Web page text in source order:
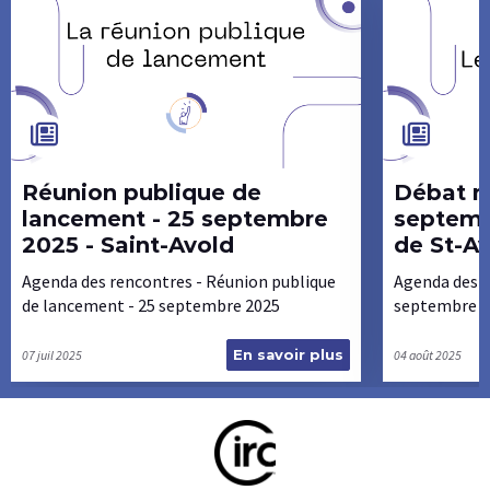
Réunion publique de
lancement - 25 septembre
2025 - Saint-Avold
Agenda des rencontres - Réunion publique
de lancement - 25 septembre 2025
07 juil 2025 En savoir plus
R
é
n
i
o
n
u
Débat mobile - 26
de St-
Agenda des
septembre
04 août 2025